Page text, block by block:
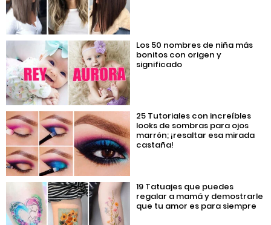
Los 50 nombres de niña más
bonitos con origen y
significado
25 Tutoriales con increíbles
looks de sombras para ojos
marrón; ¡resaltar esa mirada
castaña!
19 Tatuajes que puedes
regalar a mamá y demostrarle
que tu amor es para siempre